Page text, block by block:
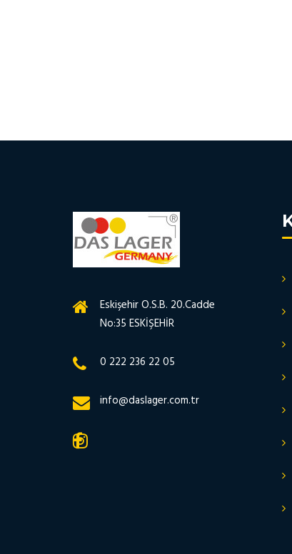
Eskişehir O.S.B. 20.Cadde
No:35 ESKİŞEHİR
0 222 236 22 05
info@daslager.com.tr